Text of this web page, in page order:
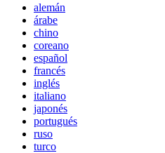
alemán
árabe
chino
coreano
español
francés
inglés
italiano
japonés
portugués
ruso
turco